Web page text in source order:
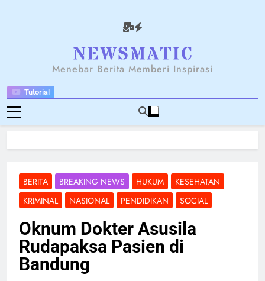
Tutorial
NEWSANTARA
Menebar Berita Memberi Inspirasi
BERITA BREAKING NEWS HUKUM
KESEHATAN
KRIMINAL
NASIONAL PENDIDIKAN SOCIAL
Oknum Dokter Asusila
Rudapaksa Pasien di
Bandung